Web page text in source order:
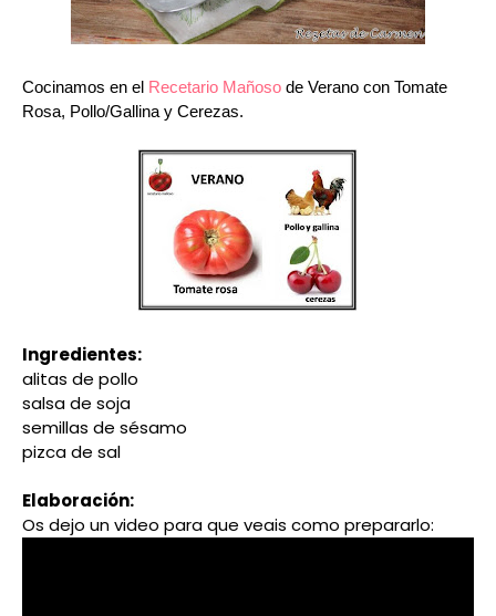
Cocinamos en el Recetario Mañoso de Verano con Tomate
Rosa, Pollo/Gallina y Cerezas.
Ingredientes:
alitas de pollo
salsa de soja
semillas de sésamo
pizca de sal
Elaboración:
Os dejo un video para que veais como prepararlo: